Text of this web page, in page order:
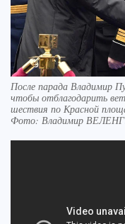
После парада Владимир
чтобы отблагодарить
шествия по Красной
Фото: Владимир